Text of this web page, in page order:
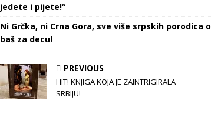
jedete i pijete!“
Ni Grčka, ni Crna Gora, sve više srpskih
baš za decu!
PREVIOUS
HIT! KNJIGA KOJA JE ZAINTRIGIRALA
SRBIJU!